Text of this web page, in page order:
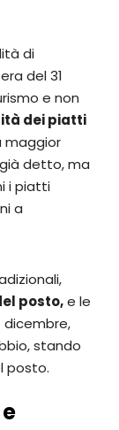
di
del 31
e non
dei piatti
maggior
detto, ma
i piatti
a
posto,e le
dicembre,
stando
posto.